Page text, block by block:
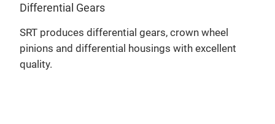
Differential Gears
SRT produces differential gears, crown wheel
pinions and differential housings with excellent
quality.